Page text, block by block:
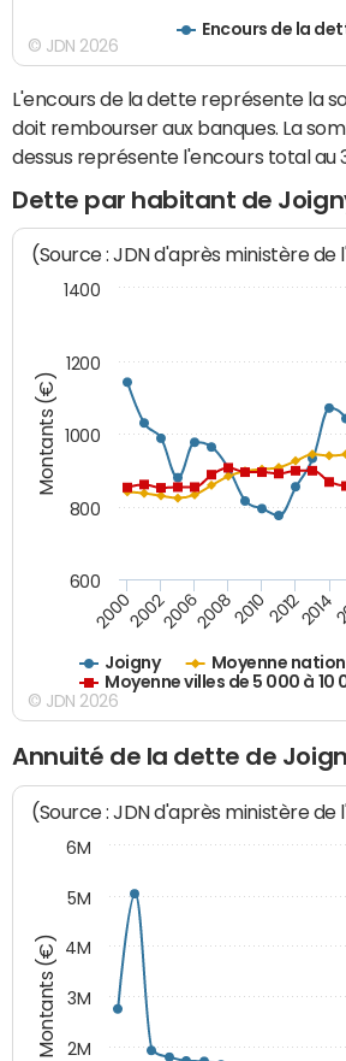
Encours de la
© JDN 2026
L'encours de la dette représente la
doit rembourser aux banques. La
dessus représente l'encours total au
Dette par habitant de
Montants (€)
(Source : JDN d'après ministère de
Joigny
Moyenne
Moyenne villes de 5 000 à
2000200220062008201020122014
600
800
1000
1200
1400
© JDN 2026
Annuité de la dette de
Montants (€)
(Source : JDN d'après ministère de
2M
3M
4M
5M
6M